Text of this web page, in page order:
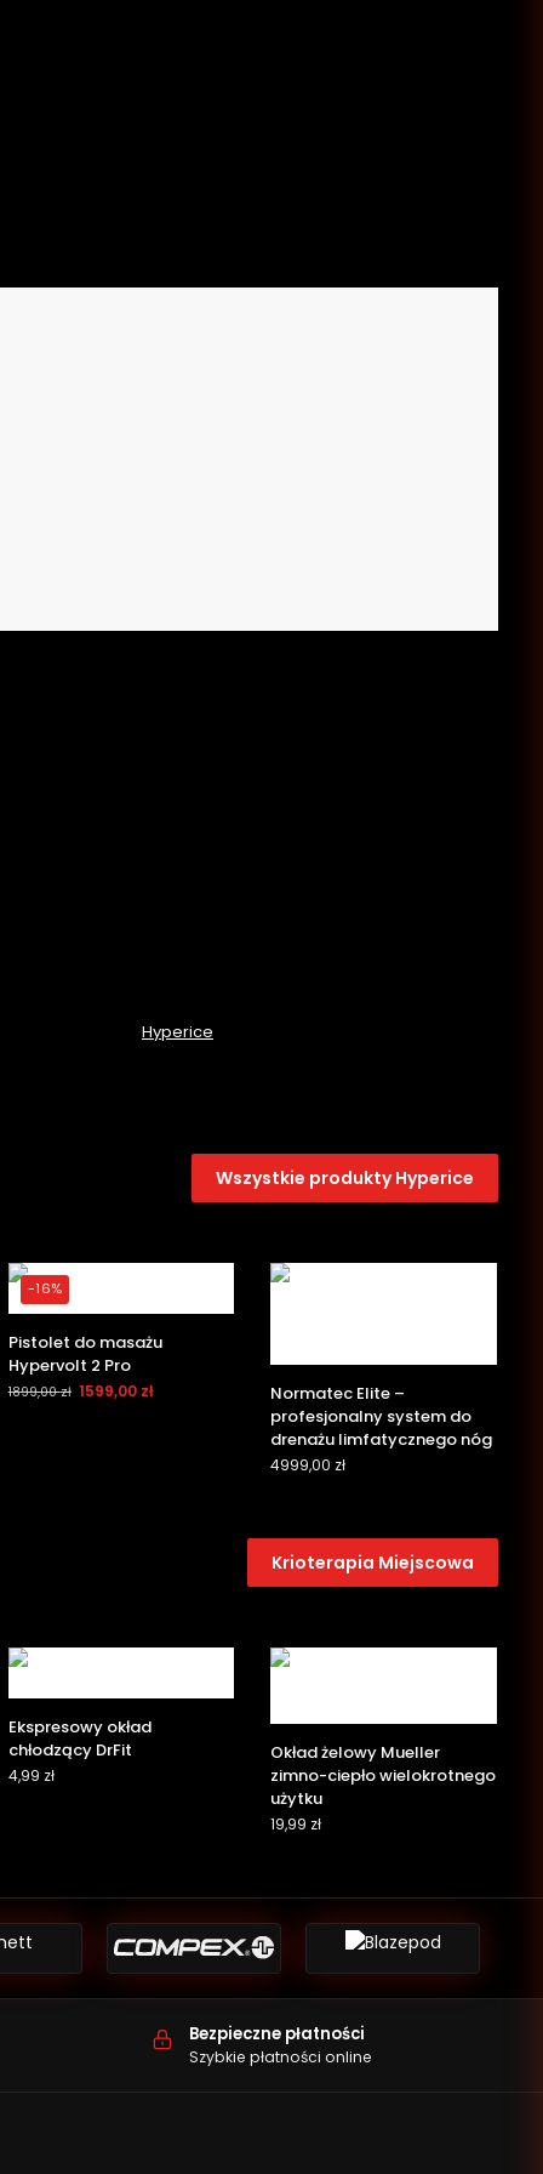
Hyperice
Wszystkie produkty Hyperice
-16%
Pistolet do masażu
Hypervolt 2 Pro
1899,00zł 1599,00 zł
Normatec Elite –
profesjonalny system do
drenażu limfatycznego nóg
4999,00 zł
Krioterapia Miejscowa
Ekspresowy okład
chłodzący DrFit
4,99 zł
Okład żelowy Mueller
zimno-ciepło wielokrotnego
użytku
19,99 zł
Bezpieczne płatności
Szybkie płatności online